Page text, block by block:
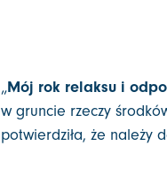
„Mój rok relaksu i
w gruncie rzeczy
potwierdziła, że należy